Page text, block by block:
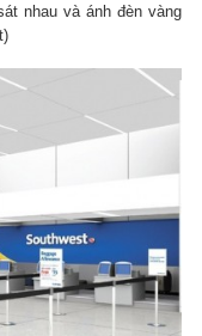
nhau và ánh đèn vàng